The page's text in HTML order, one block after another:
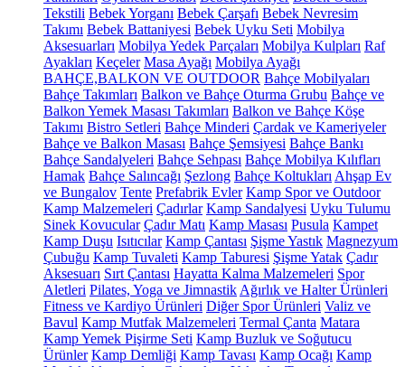
Tekstili Bebek Yorganı Bebek Çarşafı Bebek Nevresim
Takımı Bebek Battaniyesi Bebek Uyku Seti Mobilya
Aksesuarları Mobilya Yedek Parçaları Mobilya Kulpları Raf
Ayakları Keçeler Masa Ayağı Mobilya Ayağı
BAHÇE,BALKON VE OUTDOOR Bahçe Mobilyaları
Bahçe Takımları Balkon ve Bahçe Oturma Grubu Bahçe ve
Balkon Yemek Masası Takımları Balkon ve Bahçe Köşe
Takımı Bistro Setleri Bahçe Minderi Çardak ve Kameriyeler
Bahçe ve Balkon Masası Bahçe Şemsiyesi Bahçe Bankı
Bahçe Sandalyeleri Bahçe Sehpası Bahçe Mobilya Kılıfları
Hamak Bahçe Salıncağı Şezlong Bahçe Koltukları Ahşap Ev
ve Bungalov Tente Prefabrik Evler Kamp Spor ve Outdoor
Kamp Malzemeleri Çadırlar Kamp Sandalyesi Uyku Tulumu
Sinek Kovucular Çadır Matı Kamp Masası Pusula Kampet
Kamp Duşu Isıtıcılar Kamp Çantası Şişme Yastık Magnezyum
Çubuğu Kamp Tuvaleti Kamp Taburesi Şişme Yatak Çadır
Aksesuarı Sırt Çantası Hayatta Kalma Malzemeleri Spor
Aletleri Pilates, Yoga ve Jimnastik Ağırlık ve Halter Ürünleri
Fitness ve Kardiyo Ürünleri Diğer Spor Ürünleri Valiz ve
Bavul Kamp Mutfak Malzemeleri Termal Çanta Matara
Kamp Yemek Pişirme Seti Kamp Buzluk ve Soğutucu
Ürünler Kamp Demliği Kamp Tavası Kamp Ocağı Kamp